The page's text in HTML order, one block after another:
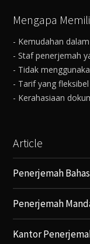
Mengapa
- Kemudahan
- Staf penerjemah
- Tidak
- Tarif yang
- Kerahasiaan
Article
Penerjemah
Penerjemah
Kantor